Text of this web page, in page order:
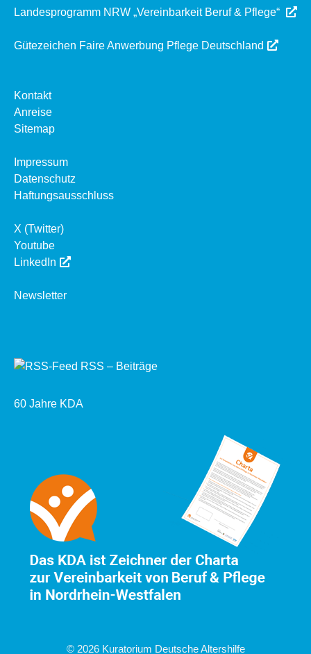
Landesprogramm NRW „Vereinbarkeit Beruf & Pflege“
Gütezeichen Faire Anwerbung Pflege Deutschland
Kontakt
Anreise
Sitemap
Impressum
Datenschutz
Haftungsausschluss
X (Twitter)
Youtube
LinkedIn
Newsletter
RSS – Beiträge
60 Jahre KDA
© 2026 Kuratorium Deutsche Altershilfe